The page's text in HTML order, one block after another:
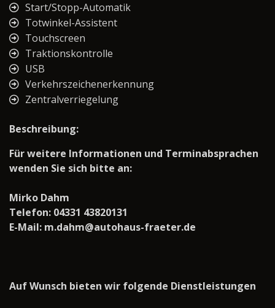
Start/Stopp-Automatik
Totwinkel-Assistent
Touchscreen
Traktionskontrolle
USB
Verkehrszeichenerkennung
Zentralverriegelung
Beschreibung:
Für weitere Informationen und Terminabsprachen
wenden Sie sich bitte an:
Mirko Dahm
Telefon: 04331 43820131
E-Mail: m.dahm@autohaus-fraeter.de
Auf Wunsch bieten wir folgende Dienstleistungen